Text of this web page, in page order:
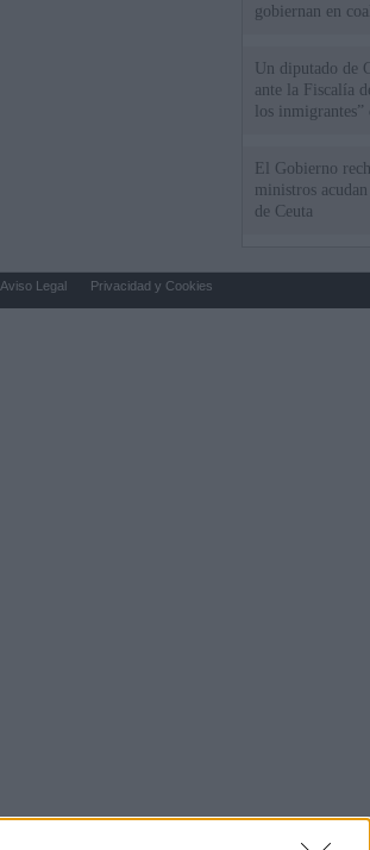
gobiernan en
Un diputado de
ante la Fiscalía
los inmigrantes”
El Gobierno
ministros
de Ceuta
Aviso Legal Privacidad y Cookies